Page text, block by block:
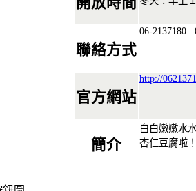
聯絡方式
06-2137180
官方網站
http://
簡介
白白嫩嫩水
杏仁豆腐啦